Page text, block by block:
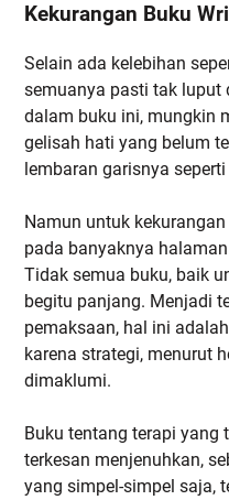
Kekurangan Buku
Selain ada kelebihan
semuanya pasti tak luput
dalam buku ini, mungkin
gelisah hati yang belum
lembaran garisnya seperti
Namun untuk
pada banyaknya
Tidak semua buku, baik
begitu panjang. Menjadi
pemaksaan, hal ini
karena strategi, menurut
dimaklumi.
Buku tentang terapi yang
terkesan menjenuhkan,
yang simpel-simpel saja,